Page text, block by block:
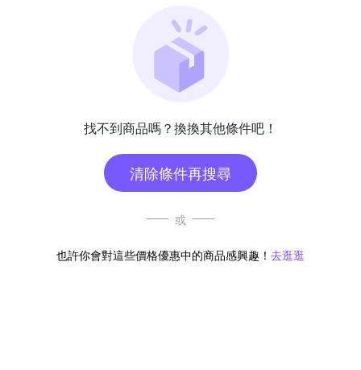
找不到商品嗎？換換其他條件吧！
清除條件再搜尋
或
也許你會對這些價格優惠中的商品感興趣！ 去逛逛